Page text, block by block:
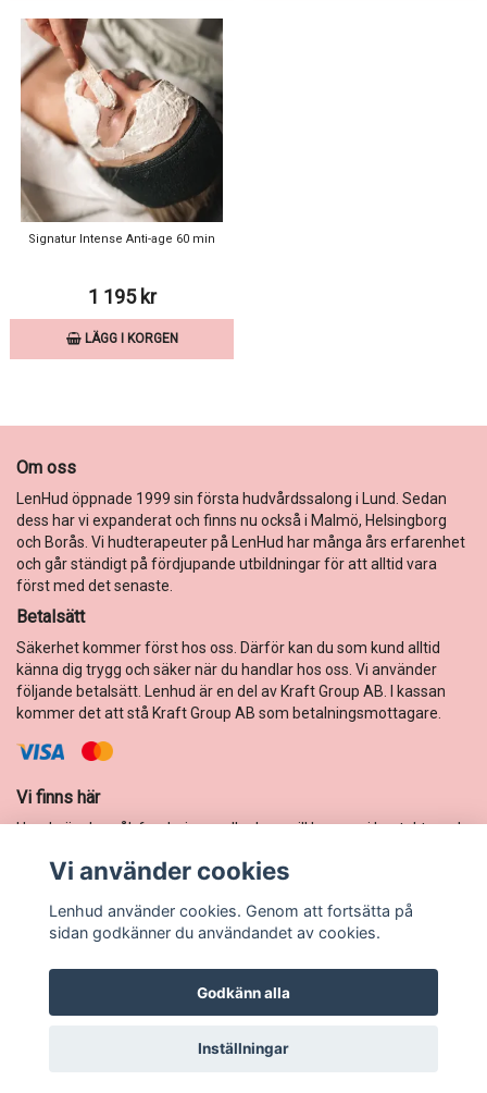
Signatur Intense Anti-age 60 min
1 195 kr
LÄGG I KORGEN
Om oss
LenHud öppnade 1999 sin första hudvårdssalong i Lund. Sedan
dess har vi expanderat och finns nu också i Malmö, Helsingborg
och Borås. Vi hudterapeuter på LenHud har många års erfarenhet
och går ständigt på fördjupande utbildningar för att alltid vara
först med det senaste.
Betalsätt
Säkerhet kommer först hos oss. Därför kan du som kund alltid
känna dig trygg och säker när du handlar hos oss. Vi använder
följande betalsätt. Lenhud är en del av Kraft Group AB. I kassan
kommer det att stå Kraft Group AB som betalningsmottagare.
Vi finns här
Har du önskemål, funderingar eller bara vill komma i kontakt med
E-postadress:webshop@lenhud.nu
Vi använder cookies
Lenhud använder cookies. Genom att fortsätta på
sidan godkänner du användandet av cookies.
Godkänn alla
Inställningar